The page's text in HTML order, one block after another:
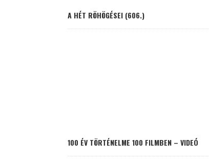
A HÉT RÖHÖGÉSEI (606.)
100 ÉV TÖRTÉNELME 100 FILMBEN – VIDEÓ